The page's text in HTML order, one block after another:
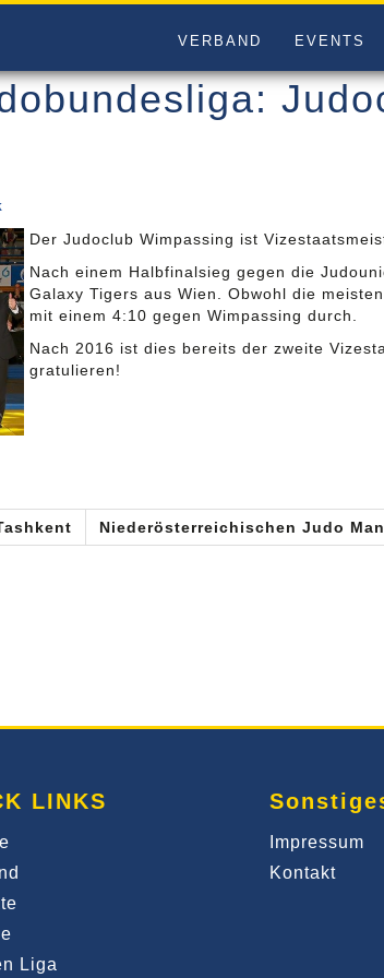
VERBAND EVENTS
Der Judoclub Wimpassing ist
Nach einem Halbfinalsieg gegen die
Galaxy Tigers aus Wien. Obwohl die
mit einem 4:10 gegen Wimpassing durch.
Nach 2016 ist dies bereits der zweite
gratulieren!
Niederösterreichischen Judo
LINKS
Liga
Impressum
Kontakt